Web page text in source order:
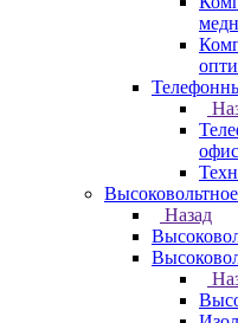
Назад